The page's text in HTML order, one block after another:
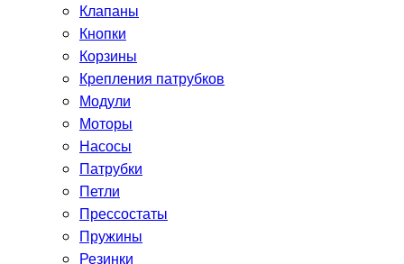
Клапаны
Кнопки
Корзины
Крепления патрубков
Модули
Моторы
Насосы
Патрубки
Петли
Прессостаты
Пружины
Резинки